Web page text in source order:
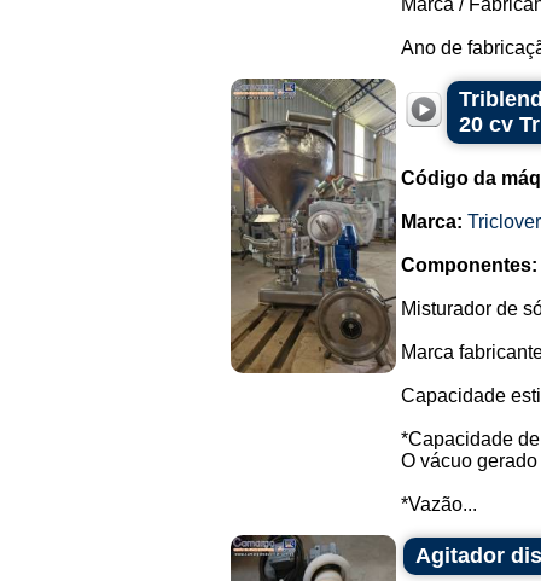
Marca /
Ano de
20 cv
Código da
Marca: Triclover
Componentes:
Misturador de
Marca
Capacidade
*Capacidade
O vácuo
*Vazão...
Agitador